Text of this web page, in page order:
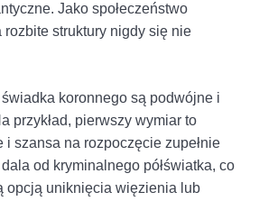
Jako społeczeństwo
rozbite struktury nigdy się nie
koronnego są podwójne i
przykład, pierwszy wymiar to
i szansa na rozpoczęcie zupełnie
od kryminalnego półświatka, co
opcją uniknięcia więzienia lub